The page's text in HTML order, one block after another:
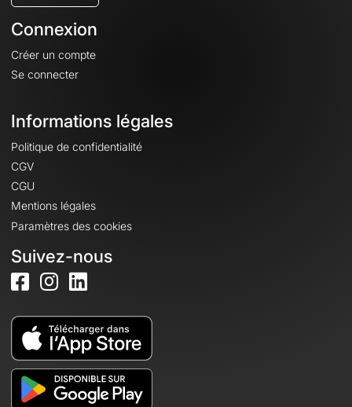
Connexion
Créer un compte
Se connecter
Informations légales
Politique de confidentialité
CGV
CGU
Mentions légales
Paramètres des cookies
Suivez-nous